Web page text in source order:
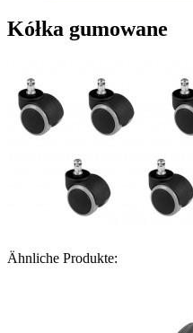
Kółka gumowane
Ähnliche Produkte: